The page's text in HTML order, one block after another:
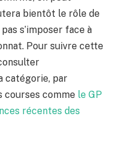
bientôt le rôle de
s’imposer face à
Pour suivre cette
catégorie, par
courses comme le GP
récentes des